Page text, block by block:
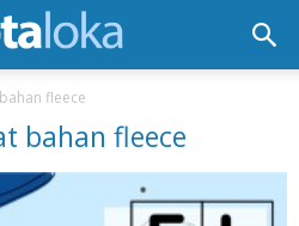
fleece
bahan fleece